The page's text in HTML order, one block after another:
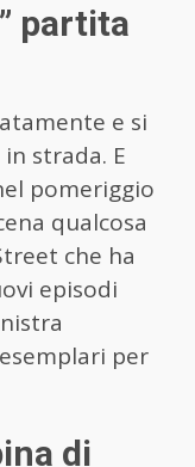
partita
e si
strada. E
pomeriggio
qualcosa
che ha
episodi
per
di